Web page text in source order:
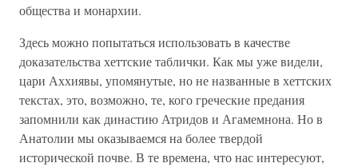
общества и монархии.
Здесь можно попытаться использовать в качестве
доказательства хеттские таблички. Как мы уже видели,
цари Аххиявы, упомянутые, но не названные в хеттских
текстах, это, возможно, те, кого греческие предания
запомнили как династию Атридов и Агамемнона. Но в
Анатолии мы оказываемся на более твердой
исторической почве. В те времена, что нас интересуют,